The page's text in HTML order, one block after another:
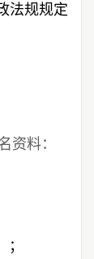
法规规定
资料：